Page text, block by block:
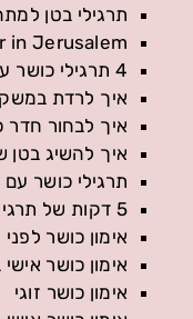
תרגילי בטן
in Jerusalem
4 תרגילי כושר עם גומיה
איך לרדת
איך לבחור חדר
איך להשיג בטן
תרגילי כושר
5 דקות של תרגילי כושר לבטן
אימון כושר
אימון כושר
אימון כושר זוגי